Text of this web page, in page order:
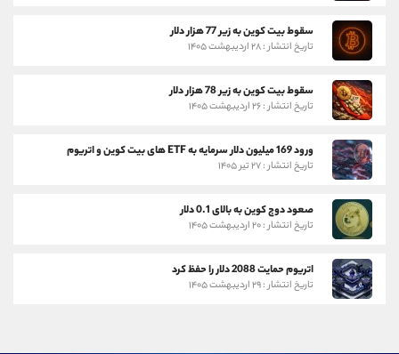
سقوط بیت کوین به زیر 77 هزار دلار
تاریخ انتشار : ۲۸ اردیبهشت ۱۴۰۵
سقوط بیت کوین به زیر 78 هزار دلار
تاریخ انتشار : ۲۶ اردیبهشت ۱۴۰۵
ورود 169 میلیون دلار سرمایه به ETF های بیت کوین و اتریوم
تاریخ انتشار : ۲۷ تیر ۱۴۰۵
صعود دوج کوین به بالای 0.1 دلار
تاریخ انتشار : ۲۰ اردیبهشت ۱۴۰۵
اتریوم حمایت 2088 دلار را حفظ کرد
تاریخ انتشار : ۲۹ اردیبهشت ۱۴۰۵